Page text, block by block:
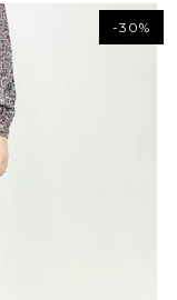
-30%